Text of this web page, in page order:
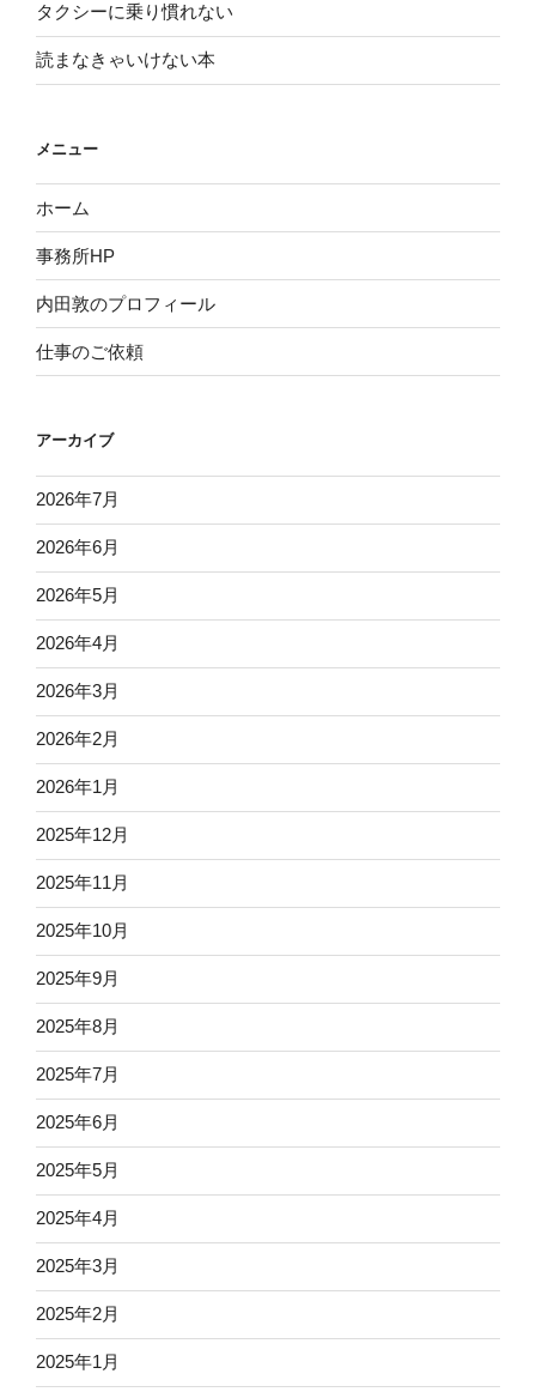
タクシーに乗り慣れない
読まなきゃいけない本
メニュー
ホーム
事務所HP
内田敦のプロフィール
仕事のご依頼
アーカイブ
2026年7月
2026年6月
2026年5月
2026年4月
2026年3月
2026年2月
2026年1月
2025年12月
2025年11月
2025年10月
2025年9月
2025年8月
2025年7月
2025年6月
2025年5月
2025年4月
2025年3月
2025年2月
2025年1月